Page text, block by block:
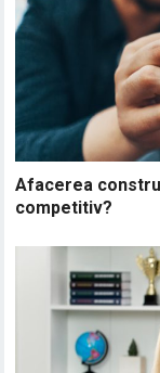
Afacerea
competitiv?